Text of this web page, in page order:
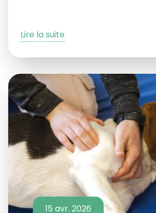
Lire la suite
15 avr. 2026